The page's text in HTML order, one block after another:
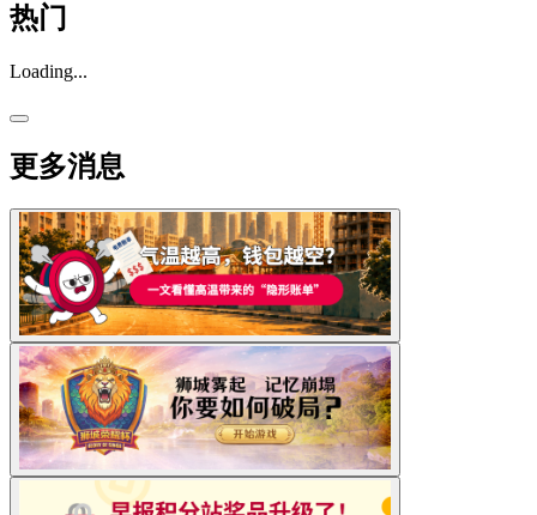
热门
Loading...
更多消息